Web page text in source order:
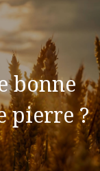
bonne
pierre ?